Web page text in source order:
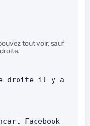
tout voir, sauf